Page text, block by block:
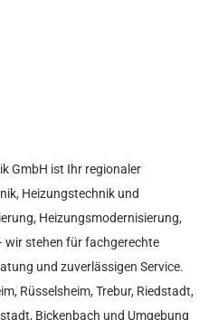
GmbH ist Ihr regionaler
Heizungstechnik und
Heizungsmodernisierung,
wir stehen für fachgerechte
und zuverlässigen Service.
Rüsselsheim, Trebur, Riedstadt,
Bickenbach und Umgebung